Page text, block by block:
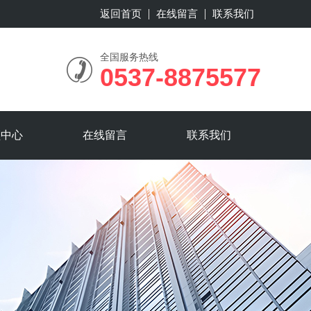
返回首页 在线留言 联系我们
全国服务热线
0537-8875577
心 在线留言 联系我们